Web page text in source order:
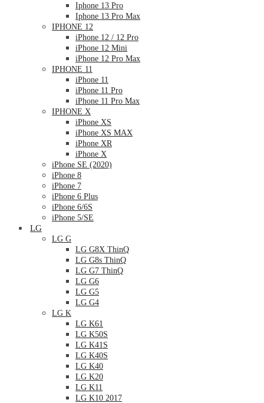
Iphone 13 Pro
Iphone 13 Pro Max
IPHONE 12
iPhone 12 / 12 Pro
iPhone 12 Mini
iPhone 12 Pro Max
IPHONE 11
iPhone 11
iPhone 11 Pro
iPhone 11 Pro Max
IPHONE X
iPhone XS
iPhone XS MAX
iPhone XR
iPhone X
iPhone SE (2020)
iPhone 8
iPhone 7
iPhone 6 Plus
iPhone 6/6S
iPhone 5/SE
LG
LG G
LG G8X ThinQ
LG G8s ThinQ
LG G7 ThinQ
LG G6
LG G5
LG G4
LG K
LG K61
LG K50S
LG K41S
LG K40S
LG K40
LG K20
LG K11
LG K10 2017